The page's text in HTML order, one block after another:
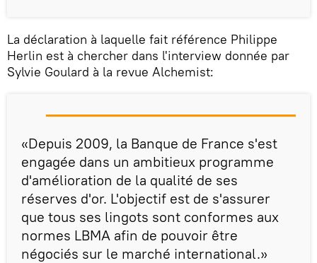
La déclaration à laquelle fait référence Philippe
Herlin est à chercher dans l'interview donnée par
Sylvie Goulard à la revue Alchemist:
«Depuis 2009, la Banque de France s'est
engagée dans un ambitieux programme
d'amélioration de la qualité de ses
réserves d'or. L'objectif est de s'assurer
que tous ses lingots sont conformes aux
normes LBMA afin de pouvoir être
négociés sur le marché international.»